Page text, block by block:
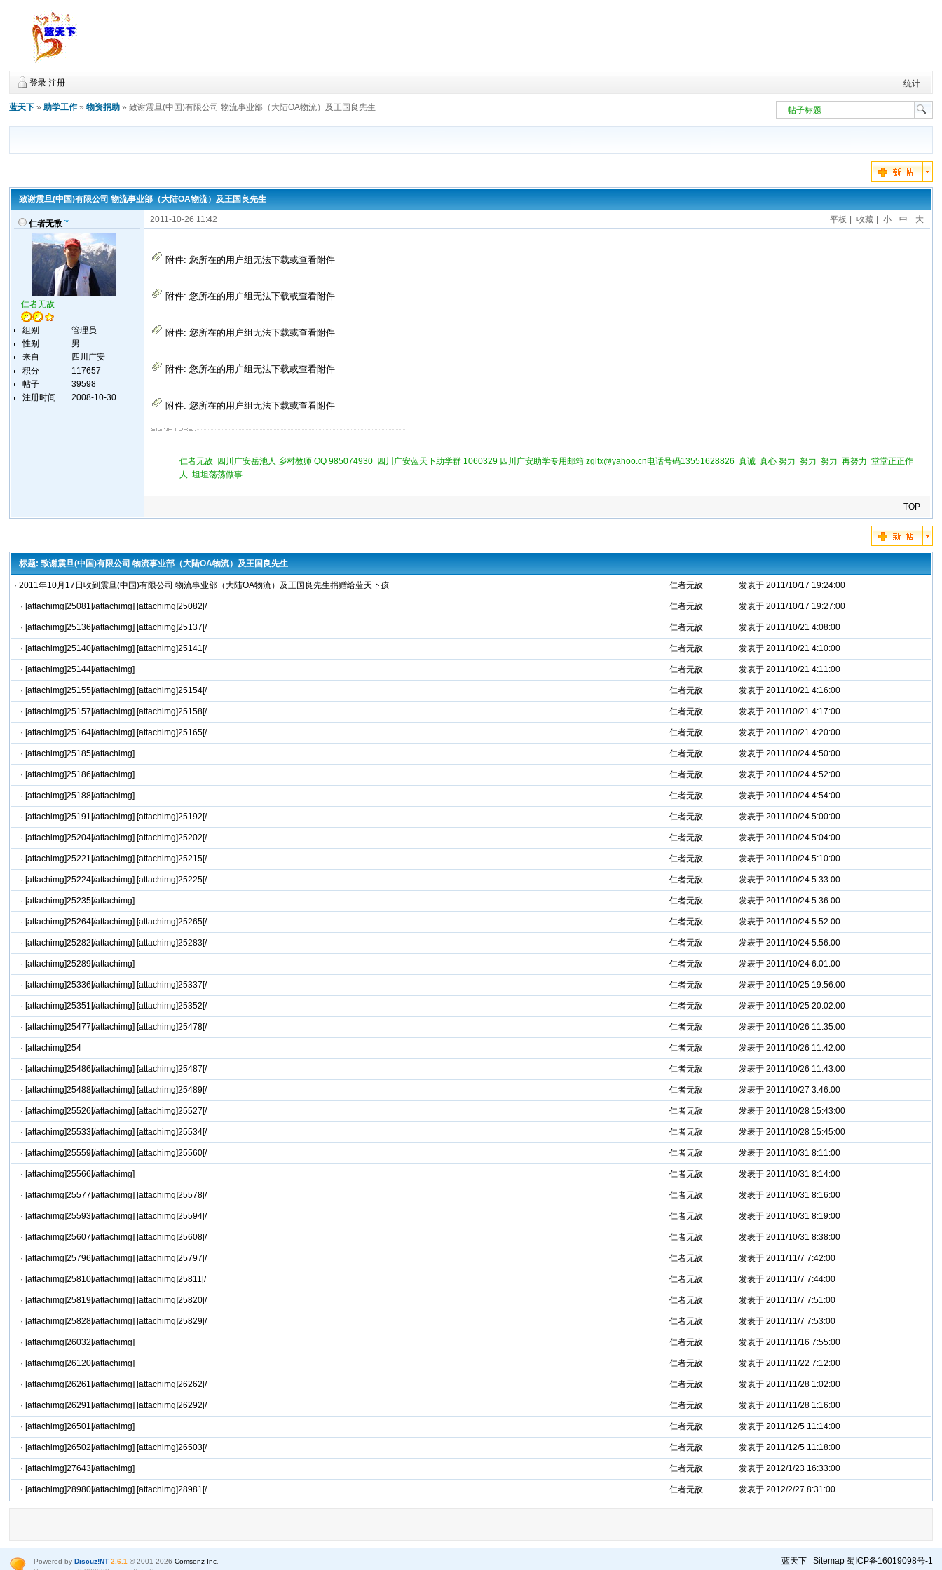
登录 注册 统计
蓝天下 »助学工作 »物资捐助 »致谢震旦(中国)有限公司 物流事业部（大陆OA物流）及王国良先生 帖子标题
致谢震旦(中国)有限公司 物流事业部（大陆OA物流）及王国良先生
仁者无敌
仁者无敌
组别
管理员
性别
男
来自
四川广安
积分
117657
帖子
39598
注册时间
2008-10-30
2011-10-26 11:42 平板 收藏 小 中 大
附件:您所在的用户组无法下载或查看附件
附件:您所在的用户组无法下载或查看附件
附件:您所在的用户组无法下载或查看附件
附件:您所在的用户组无法下载或查看附件
附件:您所在的用户组无法下载或查看附件
仁者无敌 四川广安岳池人 乡村教师 QQ 985074930 四川广安蓝天下助学群 1060329 四川广安助学专用邮箱 zgltx@yahoo.cn电话号码13551628826 真诚 真心 努力 努力 努力 再努力 堂堂正正作
人 坦坦荡荡做事
TOP
标题: 致谢震旦(中国)有限公司 物流事业部（大陆OA物流）及王国良先生
· 2011年10月17日收到震旦(中国)有限公司 物流事业部（大陆OA物流）及王国良先生捐赠给蓝天下孩 仁者无敌 发表于 2011/10/17 19:24:00
· [attachimg]25081[/attachimg] [attachimg]25082[/ 仁者无敌 发表于 2011/10/17 19:27:00
· [attachimg]25136[/attachimg] [attachimg]25137[/ 仁者无敌 发表于 2011/10/21 4:08:00
· [attachimg]25140[/attachimg] [attachimg]25141[/ 仁者无敌 发表于 2011/10/21 4:10:00
· [attachimg]25144[/attachimg] 仁者无敌 发表于 2011/10/21 4:11:00
· [attachimg]25155[/attachimg] [attachimg]25154[/ 仁者无敌 发表于 2011/10/21 4:16:00
· [attachimg]25157[/attachimg] [attachimg]25158[/ 仁者无敌 发表于 2011/10/21 4:17:00
· [attachimg]25164[/attachimg] [attachimg]25165[/ 仁者无敌 发表于 2011/10/21 4:20:00
· [attachimg]25185[/attachimg] 仁者无敌 发表于 2011/10/24 4:50:00
· [attachimg]25186[/attachimg] 仁者无敌 发表于 2011/10/24 4:52:00
· [attachimg]25188[/attachimg] 仁者无敌 发表于 2011/10/24 4:54:00
· [attachimg]25191[/attachimg] [attachimg]25192[/ 仁者无敌 发表于 2011/10/24 5:00:00
· [attachimg]25204[/attachimg] [attachimg]25202[/ 仁者无敌 发表于 2011/10/24 5:04:00
· [attachimg]25221[/attachimg] [attachimg]25215[/ 仁者无敌 发表于 2011/10/24 5:10:00
· [attachimg]25224[/attachimg] [attachimg]25225[/ 仁者无敌 发表于 2011/10/24 5:33:00
· [attachimg]25235[/attachimg] 仁者无敌 发表于 2011/10/24 5:36:00
· [attachimg]25264[/attachimg] [attachimg]25265[/ 仁者无敌 发表于 2011/10/24 5:52:00
· [attachimg]25282[/attachimg] [attachimg]25283[/ 仁者无敌 发表于 2011/10/24 5:56:00
· [attachimg]25289[/attachimg] 仁者无敌 发表于 2011/10/24 6:01:00
· [attachimg]25336[/attachimg] [attachimg]25337[/ 仁者无敌 发表于 2011/10/25 19:56:00
· [attachimg]25351[/attachimg] [attachimg]25352[/ 仁者无敌 发表于 2011/10/25 20:02:00
· [attachimg]25477[/attachimg] [attachimg]25478[/ 仁者无敌 发表于 2011/10/26 11:35:00
· [attachimg]254 仁者无敌 发表于 2011/10/26 11:42:00
· [attachimg]25486[/attachimg] [attachimg]25487[/ 仁者无敌 发表于 2011/10/26 11:43:00
· [attachimg]25488[/attachimg] [attachimg]25489[/ 仁者无敌 发表于 2011/10/27 3:46:00
· [attachimg]25526[/attachimg] [attachimg]25527[/ 仁者无敌 发表于 2011/10/28 15:43:00
· [attachimg]25533[/attachimg] [attachimg]25534[/ 仁者无敌 发表于 2011/10/28 15:45:00
· [attachimg]25559[/attachimg] [attachimg]25560[/ 仁者无敌 发表于 2011/10/31 8:11:00
· [attachimg]25566[/attachimg] 仁者无敌 发表于 2011/10/31 8:14:00
· [attachimg]25577[/attachimg] [attachimg]25578[/ 仁者无敌 发表于 2011/10/31 8:16:00
· [attachimg]25593[/attachimg] [attachimg]25594[/ 仁者无敌 发表于 2011/10/31 8:19:00
· [attachimg]25607[/attachimg] [attachimg]25608[/ 仁者无敌 发表于 2011/10/31 8:38:00
· [attachimg]25796[/attachimg] [attachimg]25797[/ 仁者无敌 发表于 2011/11/7 7:42:00
· [attachimg]25810[/attachimg] [attachimg]25811[/ 仁者无敌 发表于 2011/11/7 7:44:00
· [attachimg]25819[/attachimg] [attachimg]25820[/ 仁者无敌 发表于 2011/11/7 7:51:00
· [attachimg]25828[/attachimg] [attachimg]25829[/ 仁者无敌 发表于 2011/11/7 7:53:00
· [attachimg]26032[/attachimg] 仁者无敌 发表于 2011/11/16 7:55:00
· [attachimg]26120[/attachimg] 仁者无敌 发表于 2011/11/22 7:12:00
· [attachimg]26261[/attachimg] [attachimg]26262[/ 仁者无敌 发表于 2011/11/28 1:02:00
· [attachimg]26291[/attachimg] [attachimg]26292[/ 仁者无敌 发表于 2011/11/28 1:16:00
· [attachimg]26501[/attachimg] 仁者无敌 发表于 2011/12/5 11:14:00
· [attachimg]26502[/attachimg] [attachimg]26503[/ 仁者无敌 发表于 2011/12/5 11:18:00
· [attachimg]27643[/attachimg] 仁者无敌 发表于 2012/1/23 16:33:00
· [attachimg]28980[/attachimg] [attachimg]28981[/ 仁者无敌 发表于 2012/2/27 8:31:00
蓝天下 Sitemap 蜀ICP备16019098号-1
Powered byDiscuz!NT 2.6.1 © 2001-2026Comsenz Inc